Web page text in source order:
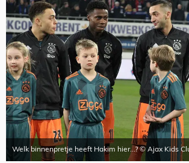
Welk binnenpretje heeft Hakim hier...? © Ajax Kids